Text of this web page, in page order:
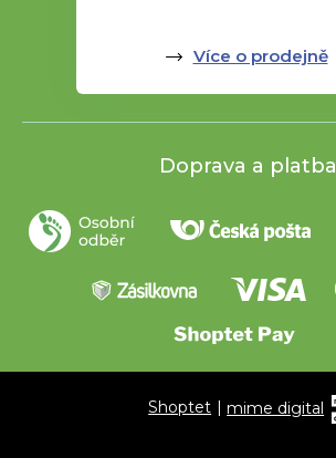
Více o prodejně
Doprava a platba
Shoptet |mime digital